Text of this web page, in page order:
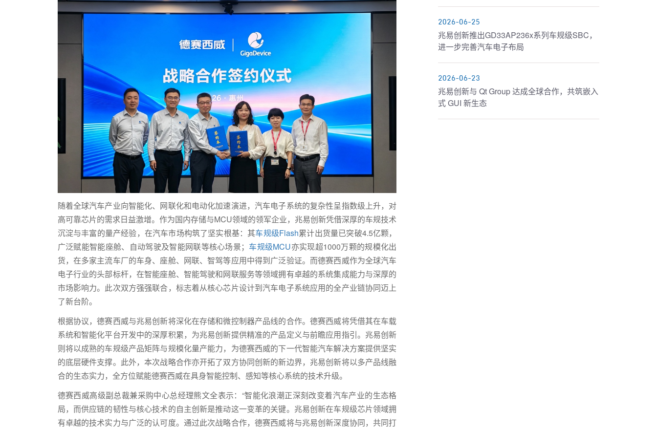
随着全球汽车产业向智能化、网联化和电动化加速演进，汽车电子系统的复杂性呈指数级上升，对
高可靠芯片的需求日益激增。作为国内存储与MCU领域的领军企业，兆易创新凭借深厚的车规技术
沉淀与丰富的量产经验，在汽车市场构筑了坚实根基：其车规级Flash累计出货量已突破4.5亿颗，
广泛赋能智能座舱、自动驾驶及智能网联等核心场景； 车规级MCU亦实现超1000万颗的规模化出
货，在多家主流车厂的车身、座舱、网联、智驾等应用中得到广泛验证。而德赛西威作为全球汽车
电子行业的头部标杆，在智能座舱、智能驾驶和网联服务等领域拥有卓越的系统集成能力与深厚的
市场影响力。此次双方强强联合，标志着从核心芯片设计到汽车电子系统应用的全产业链协同迈上
了新台阶。
根据协议，德赛西威与兆易创新将深化在存储和微控制器产品线的合作。德赛西威将凭借其在车载
系统和智能化平台开发中的深厚积累，为兆易创新提供精准的产品定义与前瞻应用指引。兆易创新
则将以成熟的车规级产品矩阵与规模化量产能力，为德赛西威的下一代智能汽车解决方案提供坚实
的底层硬件支撑。此外，本次战略合作亦开拓了双方协同创新的新边界，兆易创新将以多产品线融
合的生态实力，全方位赋能德赛西威在具身智能控制、感知等核心系统的技术升级。
德赛西威高级副总裁兼采购中心总经理熊文全表示：“智能化浪潮正深刻改变着汽车产业的生态格
局，而供应链的韧性与核心技术的自主创新是推动这一变革的关键。兆易创新在车规级芯片领域拥
有卓越的技术实力与广泛的认可度。通过此次战略合作，德赛西威将与兆易创新深度协同，共同打
2026-06-25
兆易创新推出GD33AP236x系列车规级SBC，
进一步完善汽车电子布局
2026-06-23
兆易创新与 Qt Group 达成全球合作，共筑嵌入
式 GUI 新生态